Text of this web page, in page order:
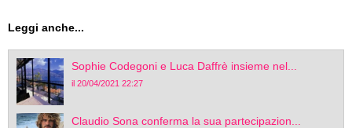
Leggi anche...
Sophie Codegoni e Luca Daffrè insieme nel...
il 20/04/2021 22:27
Claudio Sona conferma la sua partecipazion...